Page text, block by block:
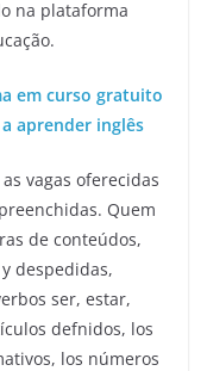
na plataforma
em curso gratuito
aprender inglês
vagas oferecidas
Quem
de conteúdos,
despedidas,
ser, estar,
defnidos, los
los números